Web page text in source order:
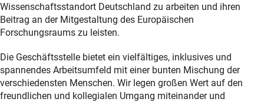
Wissenschaftsstandort Deutschland zu arbeiten und ihren
Beitrag an der Mitgestaltung des Europäischen
Forschungsraums zu leisten.
Die Geschäftsstelle bietet ein vielfältiges, inklusives und
spannendes Arbeitsumfeld mit einer bunten Mischung der
verschiedensten Menschen. Wir legen großen Wert auf den
freundlichen und kollegialen Umgang miteinander und